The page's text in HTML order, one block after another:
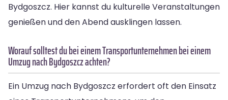
Bydgoszcz. Hier kannst du kulturelle Veranstaltungen
genießen und den Abend ausklingen lassen.
Worauf solltest du bei einem Transportunternehmen bei einem
Umzug nach Bydgoszcz achten?
Ein Umzug nach Bydgoszcz erfordert oft den Einsatz